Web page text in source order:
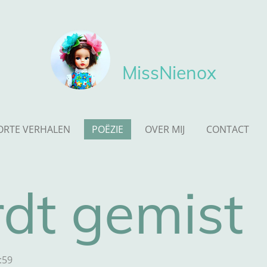
MissNienox
VERHALEN POËZIE OVER MIJ CONTACT
gemist